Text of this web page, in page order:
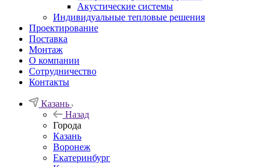
Акустические системы
Индивидуальные тепловые решения
Проектирование
Поставка
Монтаж
О компании
Сотрудничество
Контакты
Казань
Назад
Города
Казань
Воронеж
Екатеринбург